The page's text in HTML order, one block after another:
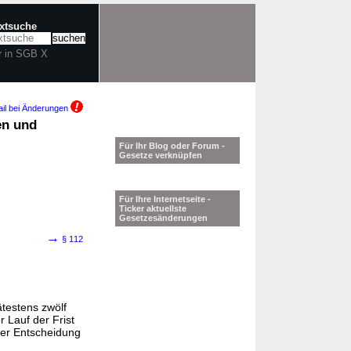
in SGB X
bei Änderungen
und
→ § 112
zwölf
Lauf der Frist
Entscheidung
Für Ihr Blog oder Forum -
Gesetze verknüpfen
Für Ihre Internetseite -
Ticker aktuellste
Gesetzesänderungen